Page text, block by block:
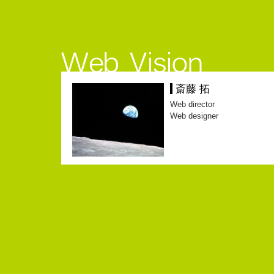
斎藤 拓
Web director
Web designer